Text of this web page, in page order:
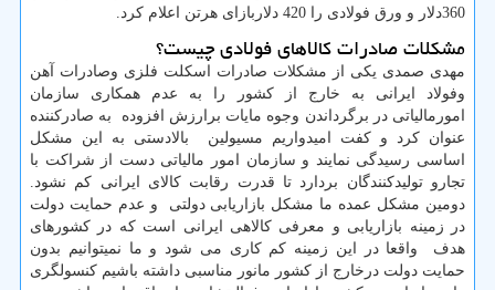
360دلار و ورق فولادی را 420 دلاربازای هرتن اعلام کرد.
مشکلات صادرات کالاهای فولادی چیست؟
مهدی صمدی یکی از مشکلات صادرات اسکلت فلزی وصادرات آهن
وفولاد ایرانی به خارج از کشور را به عدم همکاری سازمان
امورمالیاتی در برگرداندن وجوه مایات برارزش افزوده به صادرکننده
عنوان کرد و کفت امیدواریم مسیولین بالادستی به این مشکل
اساسی رسیدگی نمایند و سازمان امور مالیاتی دست از شراکت با
تجارو تولیدکنندگان بردارد تا قدرت رقابت کالای ایرانی کم نشود.
دومین مشکل عمده ما مشکل بازاریابی دولتی و عدم حمایت دولت
در زمینه بازاریابی و معرفی کالاهی ایرانی است که در کشورهای
هدف واقعا در این زمینه کم کاری می شود و ما نمیتوانیم بدون
حمایت دولت درخارج از کشور مانور مناسبی داشته باشیم کنسولگری